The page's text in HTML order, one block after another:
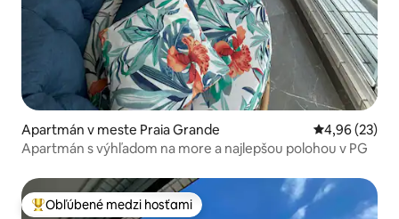
Apartmán v meste Praia Grande Priemerné
4,96 (23)
Apartmán s výhľadom na more a najlepšou polohou v PG
Najobľúbenejšie medzi hosťami
Obľúbené medzi hosťami